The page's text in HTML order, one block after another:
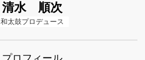
清水 順次
和太鼓プロデュース